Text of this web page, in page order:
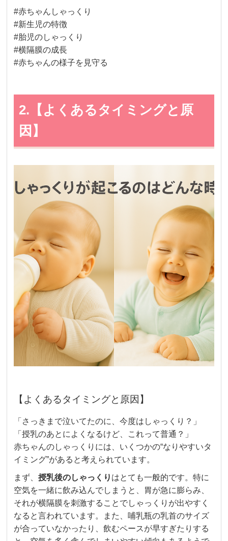
#赤ちゃんしゃっくり
#新生児の特徴
#胎児のしゃっくり
#横隔膜の成長
#赤ちゃんの様子を見守る
2.【よくあるタイミングと原
因】
【よくあるタイミングと原因】
「さっきまで泣いてたのに、今度はしゃっくり？」
「授乳のあとによくなるけど、これって普通？」
赤ちゃんのしゃっくりには、いくつかの“なりやすいタ
イミング”があると考えられています。
まず、授乳後のしゃっくり はとても一般的です。特に
空気を一緒に飲み込んでしまうと、胃が急に膨らみ、
それが横隔膜を刺激することでしゃっくりが出やすく
なると言われています。また、哺乳瓶の乳首のサイズ
が合っていなかったり、飲むペースが早すぎたりする